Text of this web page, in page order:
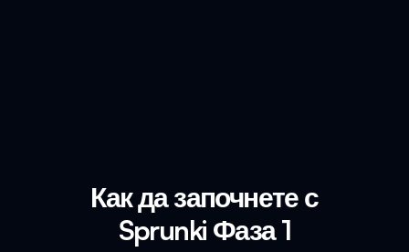
Как да започнете с
Sprunki Фаза 1